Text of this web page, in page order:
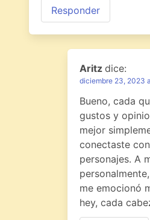
Responder
Aritz dice:
diciembre 23, 2023
Bueno, cada
gustos y
mejor
conectaste
personajes. A
me emocionó
hey, cada